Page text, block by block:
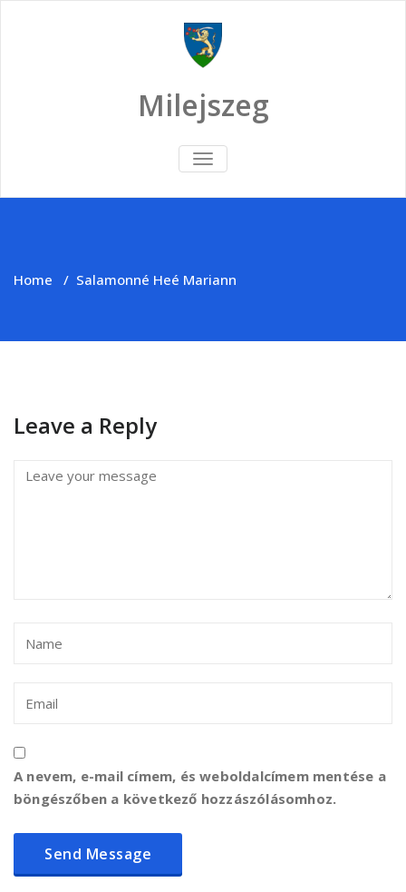
Milejszeg
TOGGLE
NAVIGATION
Home / Salamonné Heé Mariann
Leave a Reply
A nevem, e-mail címem, és weboldalcímem mentése a
böngészőben a következő hozzászólásomhoz.